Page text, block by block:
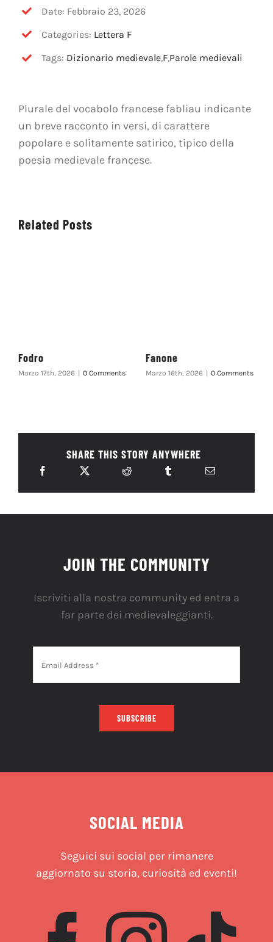
OFF TOPIC
CONTATTI
Date: Febbraio 23, 2026
Categories: Lettera F
Tags: Dizionario medievale,F,Parole medievali
Plurale del vocabolo francese fabliau indicante
un breve racconto in versi, di carattere
popolare e solitamente satirico, tipico della
poesia medievale francese.
Related Posts
Fodro
Marzo 17th, 2026 0 Comments
Fanone
Marzo 16th, 2026 0 Comments
SHARE THIS STORY ANYWHERE
JOIN THE COMMUNITY
Iscriviti alla nostra community ed entra a
far parte dei medievaleggianti.
SUBSCRIBE
SOCIAL MEDIA
Seguici sui social per rimanere
aggiornato su storia, curiosità ed eventi!